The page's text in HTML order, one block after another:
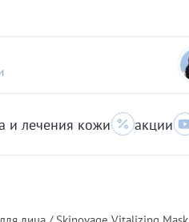
и лечения кожи акции